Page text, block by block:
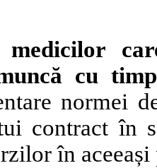
medicilor
cu
normei
contract în
în aceeași